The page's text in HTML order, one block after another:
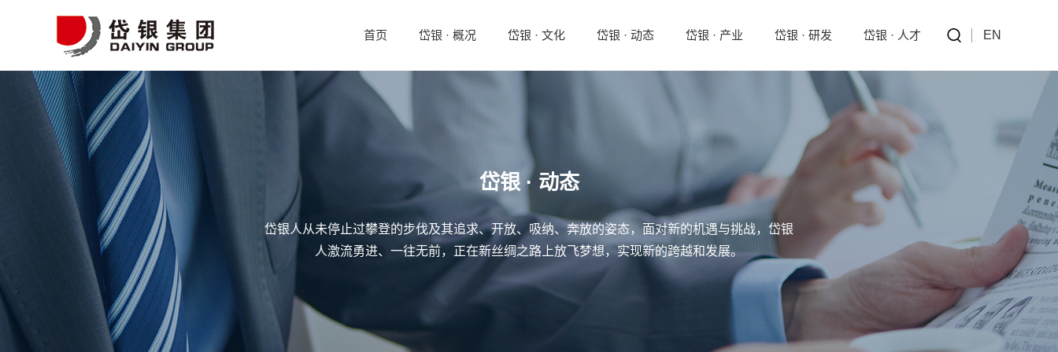
EN
首页 岱银 · 概况 岱银 · 文化 岱银 · 动态 岱银 · 产业 岱银 · 研发 岱银 · 人才
岱银 · 动态
岱银人从未停止过攀登的步伐及其追求、开放、吸纳、奔放的姿态，面对新的机遇与挑战，岱银
人激流勇进、一往无前，正在新丝绸之路上放飞梦想，实现新的跨越和发展。